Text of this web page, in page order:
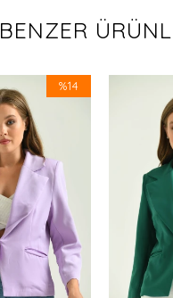
BENZER
%14